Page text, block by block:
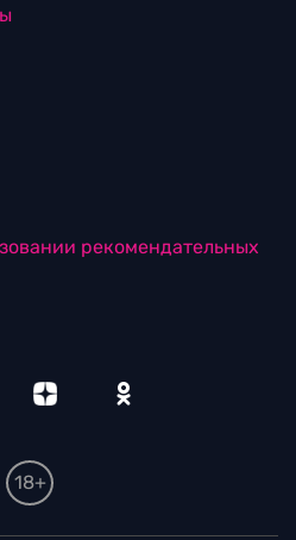
рекомендательных
18+